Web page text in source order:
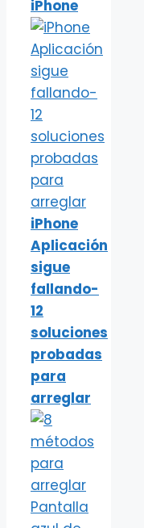
iPhone
iPhone
Aplicación
sigue
fallando-
12
soluciones
probadas
para
arreglar